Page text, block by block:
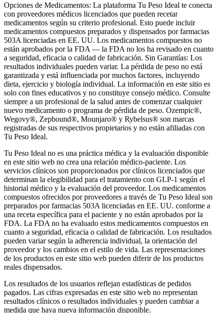
Opciones de Medicamentos: La plataforma Tu Peso Ideal te conecta
con proveedores médicos licenciados que pueden recetar
medicamentos según su criterio profesional. Esto puede incluir
medicamentos compuestos preparados y dispensados por farmacias
503A licenciadas en EE. UU. Los medicamentos compuestos no
están aprobados por la FDA — la FDA no los ha revisado en cuanto
a seguridad, eficacia o calidad de fabricación. Sin Garantías: Los
resultados individuales pueden variar. La pérdida de peso no está
garantizada y está influenciada por muchos factores, incluyendo
dieta, ejercicio y biología individual. La información en este sitio es
solo con fines educativos y no constituye consejo médico. Consulte
siempre a un profesional de la salud antes de comenzar cualquier
nuevo medicamento o programa de pérdida de peso. Ozempic®,
Wegovy®, Zepbound®, Mounjaro® y Rybelsus® son marcas
registradas de sus respectivos propietarios y no están afiliadas con
Tu Peso Ideal.
Tu Peso Ideal no es una práctica médica y la evaluación disponible
en este sitio web no crea una relación médico-paciente. Los
servicios clínicos son proporcionados por clínicos licenciados que
determinan la elegibilidad para el tratamiento con GLP-1 según el
historial médico y la evaluación del proveedor. Los medicamentos
compuestos ofrecidos por proveedores a través de Tu Peso Ideal son
preparados por farmacias 503A licenciadas en EE. UU. conforme a
una receta específica para el paciente y no están aprobados por la
FDA. La FDA no ha evaluado estos medicamentos compuestos en
cuanto a seguridad, eficacia o calidad de fabricación. Los resultados
pueden variar según la adherencia individual, la orientación del
proveedor y los cambios en el estilo de vida. Las representaciones
de los productos en este sitio web pueden diferir de los productos
reales dispensados.
Los resultados de los usuarios reflejan estadísticas de pedidos
pagados. Las cifras expresadas en este sitio web no representan
resultados clínicos o resultados individuales y pueden cambiar a
medida que haya nueva información disponible.